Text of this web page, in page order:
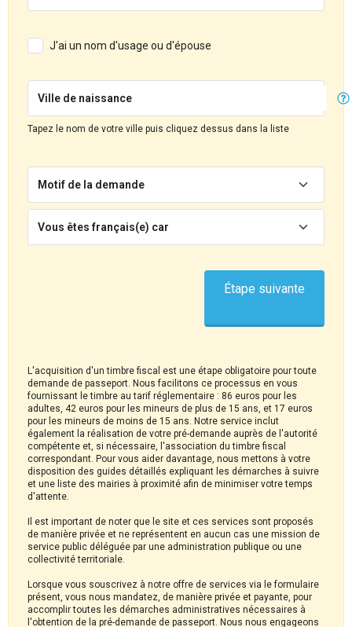
J'ai un nom d'usage ou d'épouse
Ville de naissance
Tapez le nom de votre ville puis cliquez dessus dans la liste
Motif de la demande
Vous êtes français(e) car
L'acquisition d'un timbre fiscal est une étape obligatoire pour toute
demande de passeport. Nous facilitons ce processus en vous
fournissant le timbre au tarif réglementaire : 86 euros pour les
adultes, 42 euros pour les mineurs de plus de 15 ans, et 17 euros
pour les mineurs de moins de 15 ans. Notre service inclut
également la réalisation de votre pré-demande auprès de l'autorité
compétente et, si nécessaire, l'association du timbre fiscal
correspondant. Pour vous aider davantage, nous mettons à votre
disposition des guides détaillés expliquant les démarches à suivre
et une liste des mairies à proximité afin de minimiser votre temps
d'attente.
Il est important de noter que le site et ces services sont proposés
de manière privée et ne représentent en aucun cas une mission de
service public déléguée par une administration publique ou une
collectivité territoriale.
Lorsque vous souscrivez à notre offre de services via le formulaire
présent, vous nous mandatez, de manière privée et payante, pour
accomplir toutes les démarches administratives nécessaires à
l'obtention de la pré-demande de passeport. Nous nous engageons